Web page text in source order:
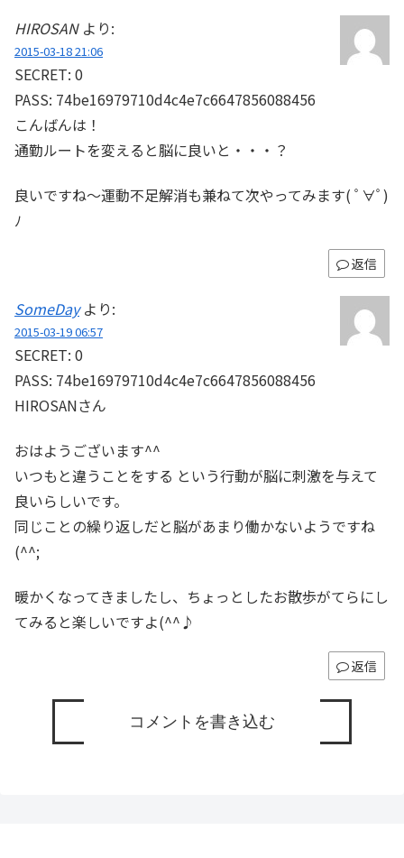
HIROSAN より:
2015-03-18 21:06
SECRET: 0
PASS: 74be16979710d4c4e7c6647856088456
こんばんは！
通勤ルートを変えると脳に良いと・・・？
良いですね～運動不足解消も兼ねて次やってみます( ﾟ∀ﾟ)
ﾉ
返信
SomeDay より:
2015-03-19 06:57
SECRET: 0
PASS: 74be16979710d4c4e7c6647856088456
HIROSANさん
おはようございます^^
いつもと違うことをする という行動が脳に刺激を与えて
良いらしいです。
同じことの繰り返しだと脳があまり働かないようですね
(^^;
暖かくなってきましたし、ちょっとしたお散歩がてらにし
てみると楽しいですよ(^^♪
返信
コメントを書き込む